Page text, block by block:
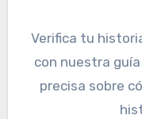
Verifica tu historial crediticio online fácilmente
con nuestra
precisa sobre